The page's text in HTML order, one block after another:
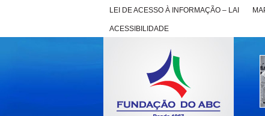
LEI DE ACESSO À INFORMAÇÃO – LAI
ACESSIBILIDADE